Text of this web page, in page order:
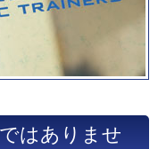
はありませ